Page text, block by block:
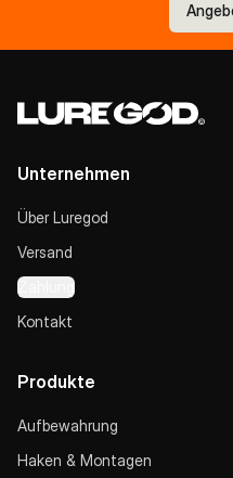
Unternehmen
Über Luregod
Versand
Zahlung
Kontakt
Produkte
Aufbewahrung
Haken & Montagen